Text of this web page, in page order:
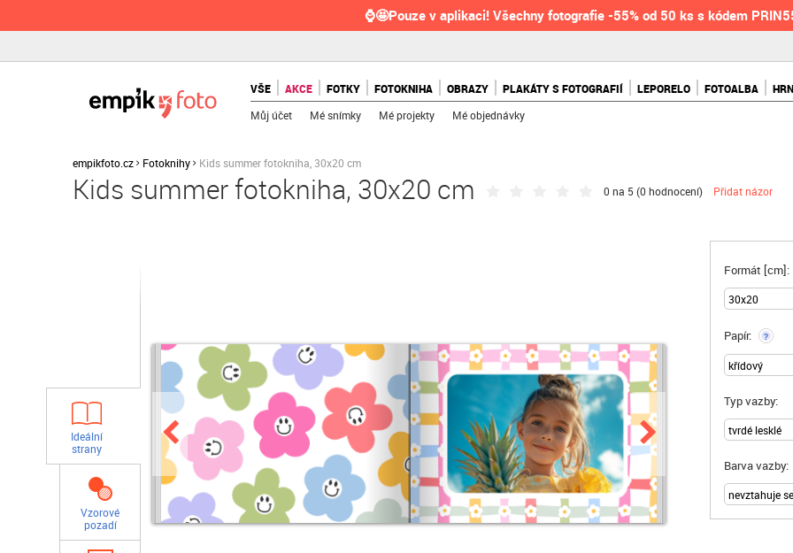
⌚🤩Pouze v aplikaci! Všechny fotografie -55% od 50 ks s kódem
VŠE AKCE FOTKY FOTOKNIHA OBRAZY PLAKÁTY S FOTOGRAFIÍ LEPORELO FOTOALBA
Můj účet Mé snímky Mé projekty Mé objednávky
empikfoto.cz Fotoknihy Kids summer fotokniha, 30x20 cm
Kids summer fotokniha, 30x20 cm 0 na 5 (0 hodnocení) Přidat názor
Ideální
strany
Vzorové
pozadí
Formát [cm]:
Papír: ?
Typ vazby:
Barva vazby: